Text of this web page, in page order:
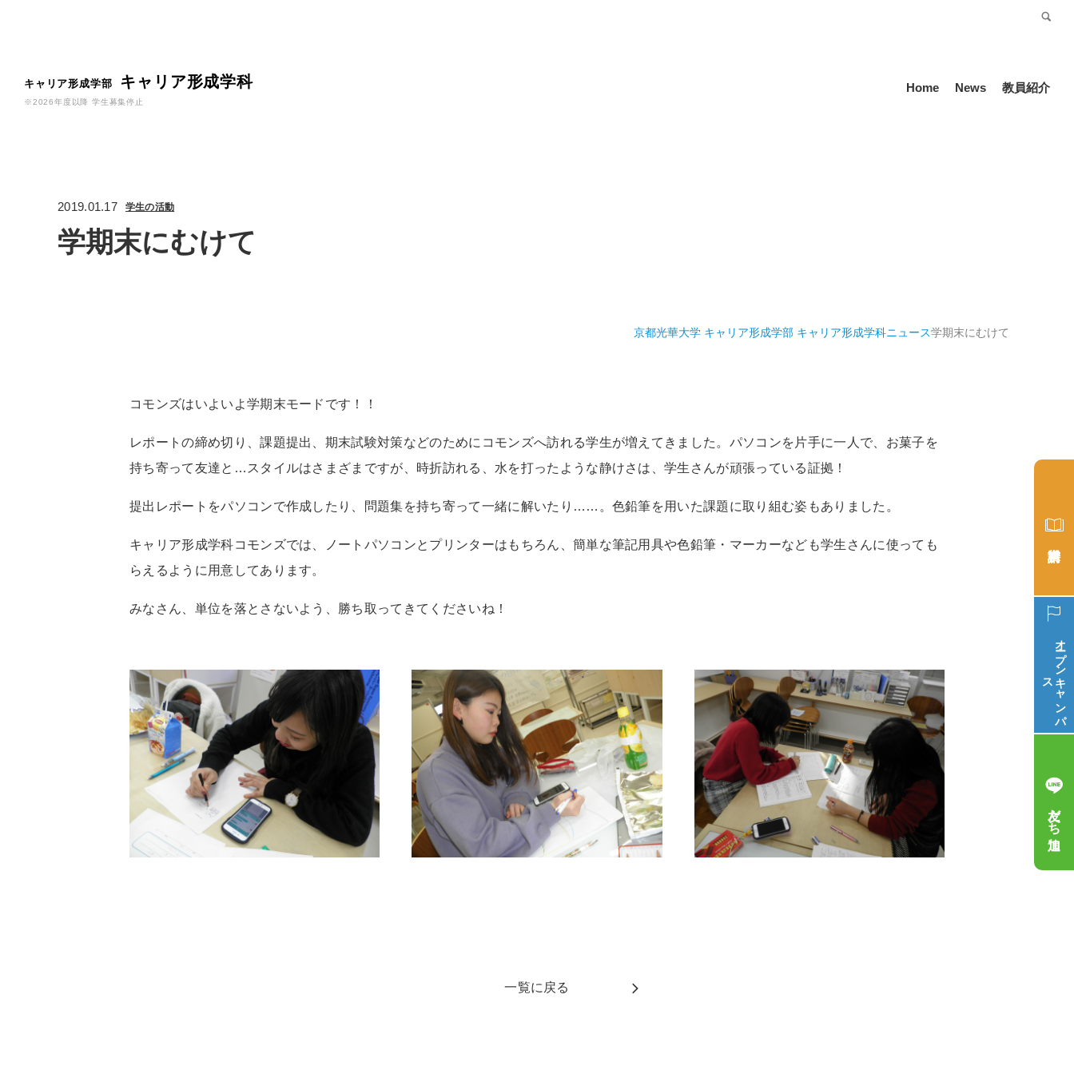
キャリア形成学部 キャリア形成学科
※2026年度以降 学生募集停止
Home News 教員紹介
2019.01.17 学生の活動
学期末にむけて
京都光華大学 キャリア形成学部 キャリア形成学科ニュース学期末にむけて
コモンズはいよいよ学期末モードです！！
レポートの締め切り、課題提出、期末試験対策などのためにコモンズへ訪れる学生が増えてきました。パソコンを片手に一人で、お菓子を
持ち寄って友達と…スタイルはさまざまですが、時折訪れる、水を打ったような静けさは、学生さんが頑張っている証拠！
提出レポートをパソコンで作成したり、問題集を持ち寄って一緒に解いたり……。色鉛筆を用いた課題に取り組む姿もありました。
キャリア形成学科コモンズでは、ノートパソコンとプリンターはもちろん、簡単な筆記用具や色鉛筆・マーカーなども学生さんに使っても
らえるように用意してあります。
みなさん、単位を落とさないよう、勝ち取ってきてくださいね！
一覧に戻る
オープン
キ
ャ
ン
パ
ス
友だち追加